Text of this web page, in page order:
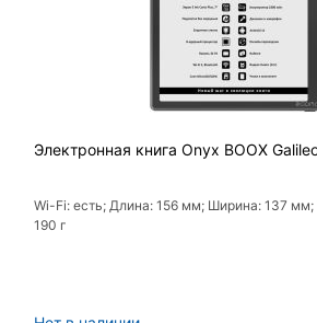
Электронная книга Onyx BOOX
Wi-Fi: есть; Длина: 156 мм; Ширина: 137
190 г